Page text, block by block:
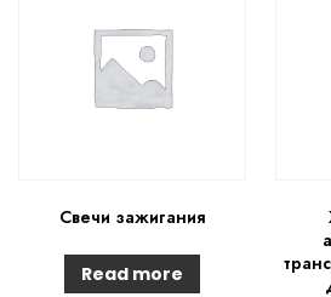
Свечи зажигания
Read more